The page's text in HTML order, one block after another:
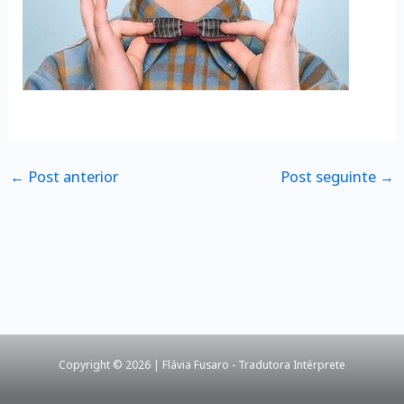
← Post anterior Post seguinte →
Copyright © 2026 | Flávia Fusaro - Tradutora Intérprete